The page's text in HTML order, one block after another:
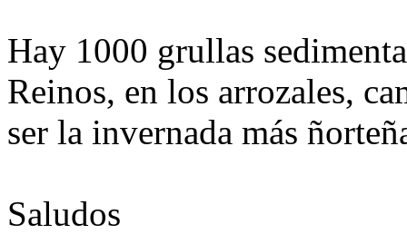
Hay 1000 grullas
Reinos, en los arrozales,
ser la invernada más
Saludos